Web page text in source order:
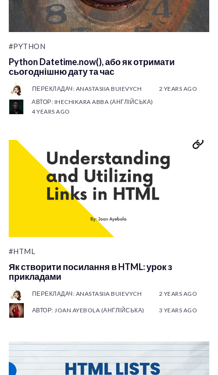
#PYTHON
Python Datetime.now(), або як отримати
сьогоднішню дату та час
ПЕРЕКЛАДАЧ: ANASTASIIA BUIEVYCH
2 YEARS AGO
АВТОР: IHECHIKARA ABBA (АНГЛІЙСЬКА)
4 YEARS AGO
#HTML
Як створити посилання в HTML: урок з
прикладами
ПЕРЕКЛАДАЧ: ANASTASIIA BUIEVYCH 2 YEARS AGO
АВТОР: JOAN AYEBOLA (АНГЛІЙСЬКА) 3 YEARS AGO